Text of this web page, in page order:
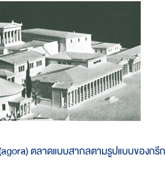
ตลาดแบบสากลตามรูปแบบของกรีก